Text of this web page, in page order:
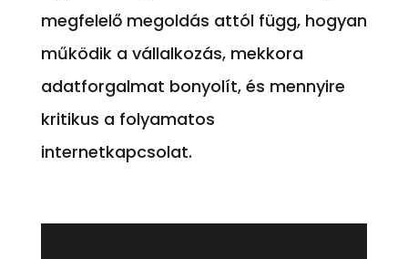
megfelelő megoldás attól függ, hogyan
működik a vállalkozás, mekkora
adatforgalmat bonyolít, és mennyire
kritikus a folyamatos
internetkapcsolat.